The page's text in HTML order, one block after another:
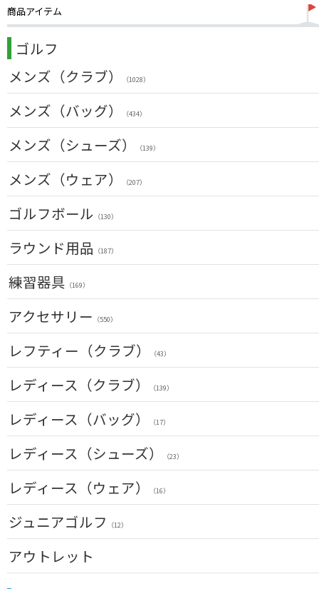
商品アイテム
ゴルフ
メンズ（クラブ）
（1028）
クラブセット(右用)
ドライバー(右用)
フェアウェイウッド(右用)
ユーティリティー(右用)
アイアン単品(右用)（91）
ウェッジ(右用)（134）
パター(右用)
チッパー(右用)（13）
USモデル
カスタム
メンズ（バッグ） （434）
キャディバッグ（212）
ボストンバッグ
トートバッグ
カートバッグ（85）
メンズ（シューズ） （139）
メンズ（ウェア） （207）
トップス （55）
ボトムス
アウター
インナー（17）
ソックス（25）
グローブ （45）
その他 （11）
ゴルフボール （130）
ラウンド用品 （187）
GPSナビ
距離測定器
ティー
ボールケース（3）
マーカー （35）
グリーンフォーク（4）
ネームプレート（6）
傘 （23）
練習器具 （169）
パターマット
スイング練習器
アクセサリー （550）
ヘッドカバー（213）
シューズケース
トラベルケース
ポーチ （12）
帽子
ベルト（33）
サングラス（73）
ネックレス （31）
その他（42）
シャフト
レフティー（クラブ） （43）
クラブセット(左用)（1）
ドライバー(左用)
フェアウェイウッド(左用)
ユーティリティー(左用) （3）
アイアンセット(左用)
アイアン単品(左用)（3）
ウェッジ(左用) （7）
パター(左用)
USモデル
レディース（クラブ） （139）
クラブセット(女性用)
ドライバー(女性用)
フェアウェイウッド(女性用)
ユーティリティー(女性用)
アイアンセット(女性用)
アイアン単品(女性用)（14）
ウェッジ(女性用)
レディース（バッグ） （17）
キャディバッグ（12）
クラブケース
レディース（シューズ） （23）
レディース（ウェア） （16）
トップス（5）
レインウェア
グローブ
ジュニアゴルフ （12）
アウトレット